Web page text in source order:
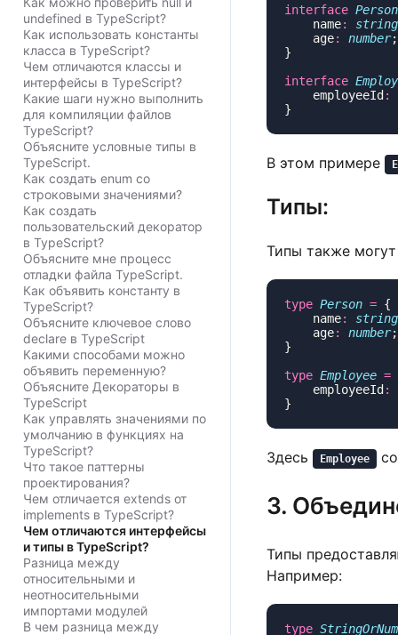
undefined в TypeScript?
Как использовать константы
класса в TypeScript?
Чем отличаются классы и
интерфейсы в TypeScript?
Какие шаги нужно выполнить
для компиляции файлов
TypeScript?
Объясните условные типы в
TypeScript.
Как создать enum со
строковыми значениями?
Как создать
пользовательский декоратор
в TypeScript?
Объясните мне процесс
отладки файла TypeScript.
Как объявить константу в
TypeScript?
Объясните ключевое слово
declare в TypeScript
Какими способами можно
объявить переменную?
Объясните Декораторы в
TypeScript
Как управлять значениями по
умолчанию в функциях на
TypeScript?
Что такое паттерны
проектирования?
Чем отличается extends от
implements в TypeScript?
Чем отличаются интерфейсы
и типы в TypeScript?
Разница между
относительными и
неотносительными
импортами модулей
В чем разница между
interface Person
    name
:
string
    age
:
number
interface
    employeeId
:
В этом примере
Типы:
Типы также
type Person =
    name
:
string
    age
:
number
type Employee =
    employeeId
:
Здесь Employee
3.
Типы
Например:
type